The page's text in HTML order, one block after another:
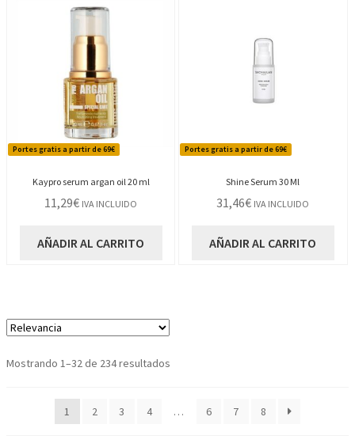
Portes gratis a partir de 69€
Kaypro serum argan oil 20 ml
11,29€ IVA INCLUIDO
AÑADIR AL CARRITO
Portes gratis a partir de 69€
Shine Serum 30 Ml
31,46€ IVA INCLUIDO
AÑADIR AL CARRITO
Mostrando 1–32 de 234 resultados
últimos
1 2 3 4 … 6 7 8